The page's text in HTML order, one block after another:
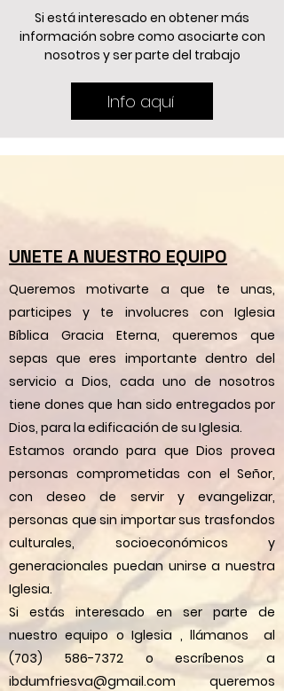
Si está interesado en obtener más
información sobre como asociarte con
nosotros y ser parte del trabajo
Info aquí
UNETE A NUESTRO EQUIPO
Queremos motivarte a que te unas,
participes y te involucres con Iglesia
Bíblica Gracia Eterna, queremos que
sepas que eres importante dentro del
servicio a Dios, cada uno de nosotros
tiene dones que han sido entregados por
Dios, para la edificación de su Iglesia.
Estamos orando para que Dios provea
personas comprometidas con el Señor,
con deseo de servir y evangelizar,
personas que sin importar sus trasfondos
culturales, socioeconómicos y
generacionales puedan unirse a nuestra
Iglesia.
Si estás interesado en ser parte de
nuestro equipo o Iglesia , llámanos al
(703) 586-7372 o escríbenos a
ibdumfriesva@gmail.com queremos